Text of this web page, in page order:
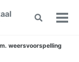
Toggle
weersvoorspelling